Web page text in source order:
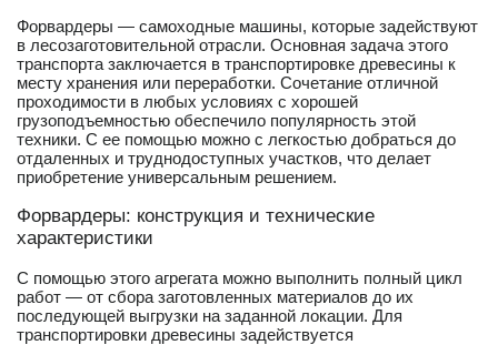
Форвардеры — самоходные машины, которые задействуют
в лесозаготовительной отрасли. Основная задача этого
транспорта заключается в транспортировке древесины к
месту хранения или переработки. Сочетание отличной
проходимости в любых условиях с хорошей
грузоподъемностью обеспечило популярность этой
техники. С ее помощью можно с легкостью добраться до
отдаленных и труднодоступных участков, что делает
приобретение универсальным решением.
Форвардеры: конструкция и технические
характеристики
С помощью этого агрегата можно выполнить полный цикл
работ — от сбора заготовленных материалов до их
последующей выгрузки на заданной локации. Для
транспортировки древесины задействуется